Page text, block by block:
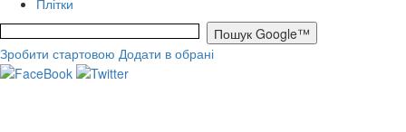
Плітки
Зробити стартовою Додати в обрані